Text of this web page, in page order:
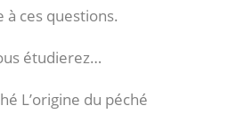
ces questions.
étudierez…
L’origine du péché